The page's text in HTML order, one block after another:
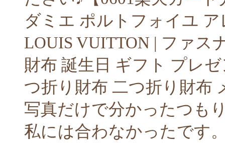
ダミエ ポルトフォイユ
LOUIS VUITTON | ファス
財布 誕生日 ギフト プレ
つ折り財布 二つ折り財布
写真だけで分かったつも
私には合わなかったです